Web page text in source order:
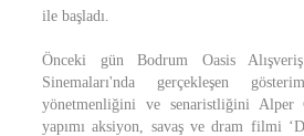
ile başladı.
Önceki gün Bodrum Oasis
Sinemaları'nda gerçekleşen
yönetmenliğini ve senaristliğini Alper
yapımı aksiyon, savaş ve dram filmi